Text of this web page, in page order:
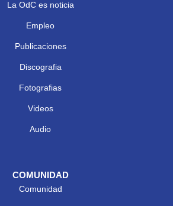
La OdC es noticia
Empleo
Publicaciones
Discografia
Fotografias
Videos
Audio
COMUNIDAD
Comunidad